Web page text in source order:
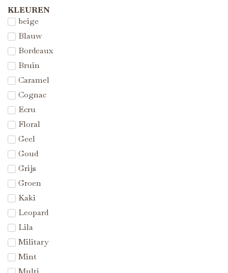
KLEUREN
beige
Blauw
Bordeaux
Bruin
Caramel
Cognac
Ecru
Floral
Geel
Goud
Grijs
Groen
Kaki
Leopard
Lila
Military
Mint